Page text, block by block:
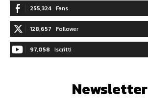
255,324 Fans
128,657 Follower
97,058 Iscritti
Newsletter